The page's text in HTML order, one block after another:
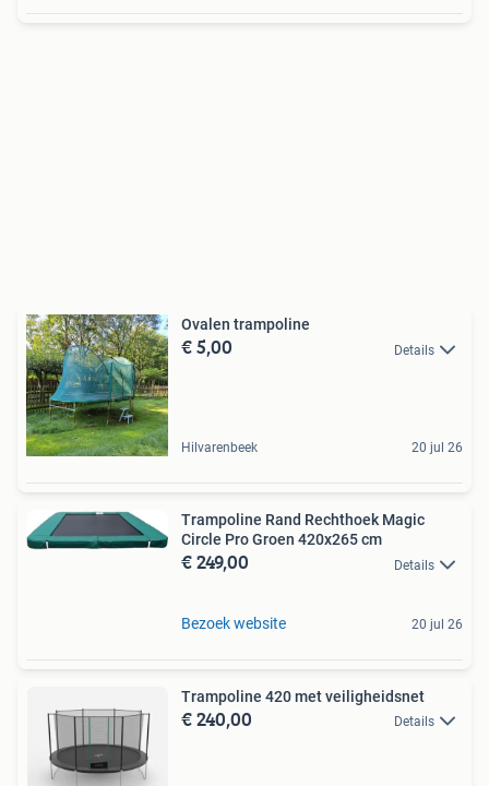
Ovalen trampoline
€ 5,00 Details
Hilvarenbeek 20 jul 26
Trampoline Rand Rechthoek Magic
Circle Pro Groen 420x265 cm
€ 249,00 Details
Bezoek website 20 jul 26
Trampoline 420 met veiligheidsnet
€ 240,00 Details